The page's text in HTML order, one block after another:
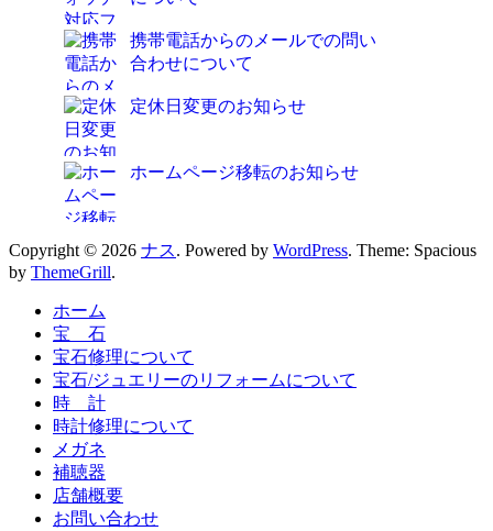
携帯電話からのメールでの問い
合わせについて
定休日変更のお知らせ
ホームページ移転のお知らせ
Copyright © 2026 ナス. Powered by WordPress. Theme: Spacious
by ThemeGrill.
ホーム
宝 石
宝石修理について
宝石/ジュエリーのリフォームについて
時 計
時計修理について
メガネ
補聴器
店舗概要
お問い合わせ